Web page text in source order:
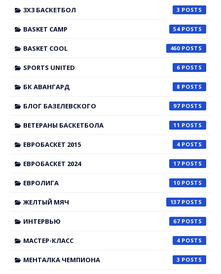
3X3 БАСКЕТБОЛ 3
BASKET CAMP 54
BASKET COOL 460
SPORTS UNITED 6
БК АВАНГАРД 8
БЛОГ БАЗЕЛЕВСКОГО 97
ВЕТЕРАНЫ БАСКЕТБОЛА 11
ЕВРОБАСКЕТ 2015 4
ЕВРОБАСКЕТ 2024 17
ЕВРОЛИГА 10
ЖЕЛТЫЙ МЯЧ 137
ИНТЕРВЬЮ 67
МАСТЕР-КЛАСС 4
МЕНТАЛКА ЧЕМПИОНА 3